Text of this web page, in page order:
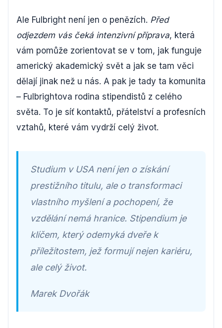
Ale Fulbright není jen o penězích. Před
odjezdem vás čeká intenzivní příprava, která
vám pomůže zorientovat se v tom, jak funguje
americký akademický svět a jak se tam věci
dělají jinak než u nás. A pak je tady ta komunita
– Fulbrightova rodina stipendistů z celého
světa. To je síť kontaktů, přátelství a profesních
vztahů, které vám vydrží celý život.
Studium v USA není jen o získání
prestižního titulu, ale o transformaci
vlastního myšlení a pochopení, že
vzdělání nemá hranice. Stipendium je
klíčem, který odemyká dveře k
příležitostem, jež formují nejen kariéru,
ale celý život.
Marek Dvořák